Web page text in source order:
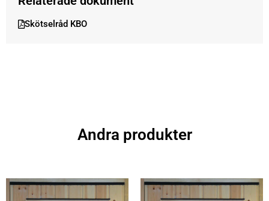
Skötselråd KBO
Andra produkter